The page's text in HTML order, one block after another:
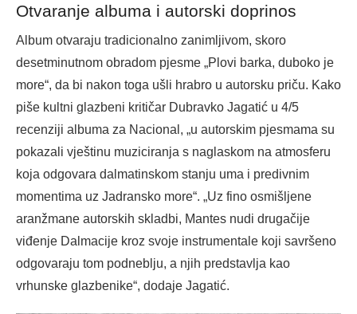
Otvaranje albuma i autorski doprinos
Album otvaraju tradicionalno zanimljivom, skoro
desetminutnom obradom pjesme „Plovi barka, duboko je
more“, da bi nakon toga ušli hrabro u autorsku priču. Kako
piše kultni glazbeni kritičar Dubravko Jagatić u 4/5
recenziji albuma za Nacional, „u autorskim pjesmama su
pokazali vještinu muziciranja s naglaskom na atmosferu
koja odgovara dalmatinskom stanju uma i predivnim
momentima uz Jadransko more“. „Uz fino osmišljene
aranžmane autorskih skladbi, Mantes nudi drugačije
viđenje Dalmacije kroz svoje instrumentale koji savršeno
odgovaraju tom podneblju, a njih predstavlja kao
vrhunske glazbenike“, dodaje Jagatić.